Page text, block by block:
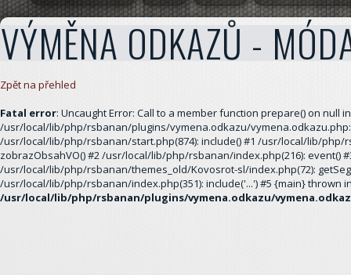
VÝMĚNA ODKAZŮ -
Zpět na přehled
Fatal error: Uncaught Error: Call to a member function prepare() on null in
/usr/local/lib/php/rsbanan/plugins/vymena.odkazu/
/usr/local/lib/php/rsbanan/start.php(874): include() #1 /usr/local/lib/php/
zobrazObsahVO() #2 /usr/local/lib/php/rsbanan/index.php(216): event()
/usr/local/lib/php/rsbanan/themes_old/Kovosrot-sl/index.php(72):
/usr/local/lib/php/rsbanan/index.php(351): include('...') #5 {main} thrown
/usr/local/lib/php/rsbanan/plugins/vymena.odkazu/